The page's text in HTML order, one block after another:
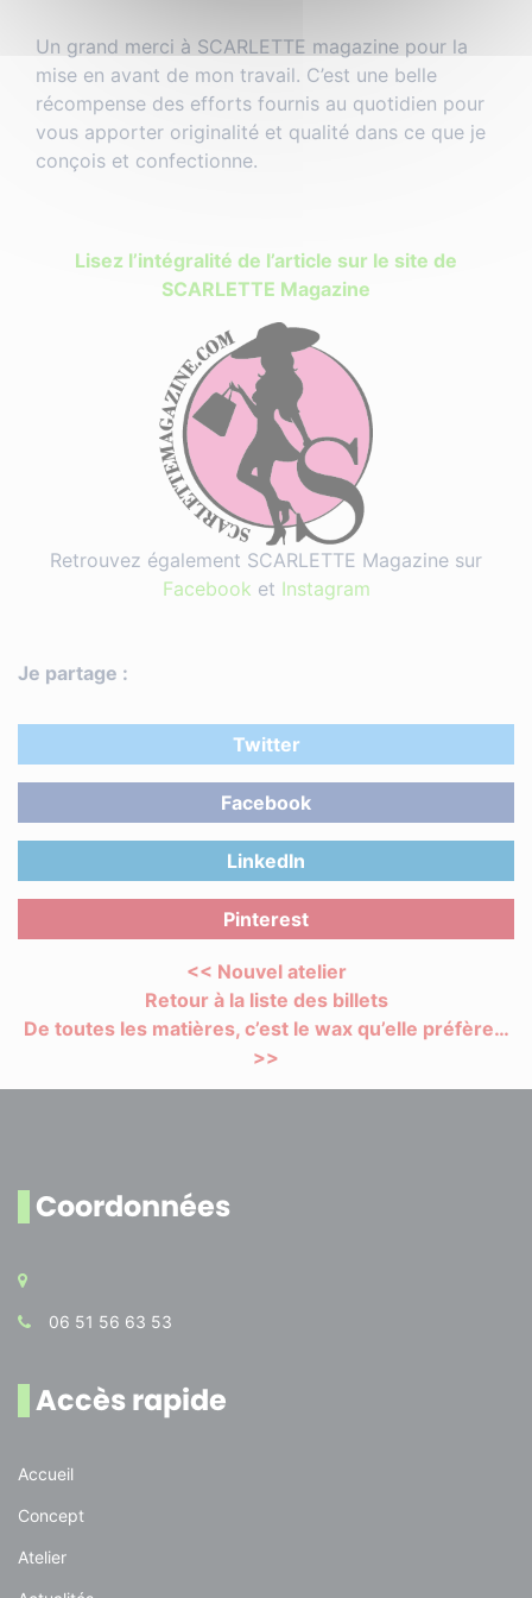
Un grand merci à SCARLETTE magazine pour la
mise en avant de mon travail. C’est une belle
récompense des efforts fournis au quotidien pour
vous apporter originalité et qualité dans ce que je
conçois et confectionne.
Lisez l’intégralité de l’article sur le site de
SCARLETTE Magazine
Retrouvez également SCARLETTE Magazine sur
Facebook et Instagram
Je partage :
Twitter
Facebook
LinkedIn
Pinterest
<< Nouvel atelier
Retour à la liste des billets
De toutes les matières, c’est le wax qu’elle préfère…
>>
Coordonnées
06 51 56 63 53
Accès rapide
Accueil
Concept
Atelier